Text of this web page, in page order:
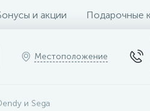
и акции Подарочные
Местоположение
и Sega